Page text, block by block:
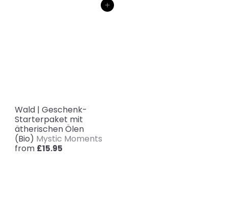
In den Einkaufswagen legen
Wald | Geschenk-
Starterpaket mit
ätherischen Ölen
(Bio) Mystic Moments
from £15.95